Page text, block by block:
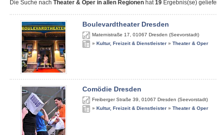
Die Suche nach Theater & Oper in allen Regionen hat19 Ergebnis(se)
Boulevardtheater Dresden
Maternistraße 17 01067 Dresden (Seevorstadt)
» Kultur, Freizeit & Dienstleister » Theater & Oper
Comödie Dresden
Freiberger Straße 39 01067 Dresden (Seevorstadt)
» Kultur, Freizeit & Dienstleister » Theater & Oper